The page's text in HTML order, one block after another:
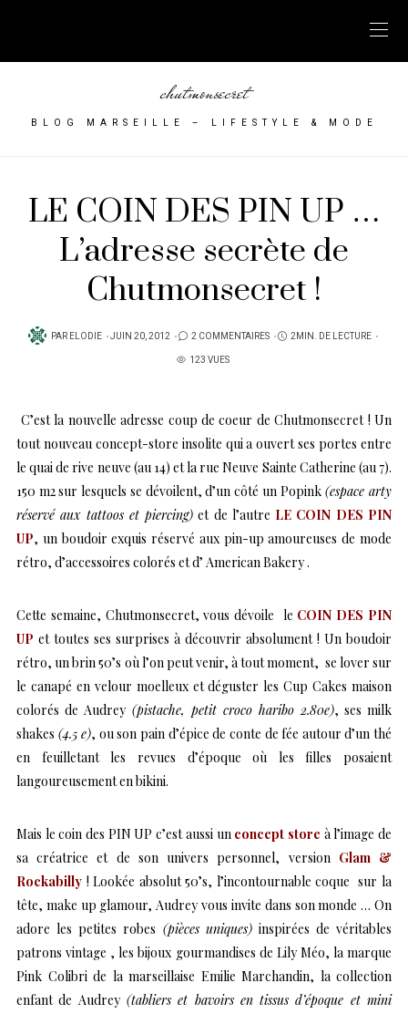
chutmonsecret
BLOG MARSEILLE – LIFESTYLE & MODE
LE COIN DES PIN UP …
L’adresse secrète de
Chutmonsecret !
PAR ELODIE
PUBLIÉ
JUIN 20, 2012 2 COMMENTAIRES
2MIN. DE LECTURE
123 VUES
C’est la nouvelle adresse coup de coeur de Chutmonsecret ! Un
tout nouveau concept-store insolite qui a ouvert ses portes entre
le quai de rive neuve (au 14) et la rue Neuve Sainte Catherine (au 7).
150 m2 sur lesquels se dévoilent, d’un côté un Popink(espace arty
réservé aux tattoos et piercing) et de l’autre LE COIN DES PIN
UP, un boudoir exquis réservé aux pin-up amoureuses de mode
rétro, d’accessoires colorés et d’ American Bakery .
Cette semaine, Chutmonsecret, vous dévoile le COIN DES PIN
UP et toutes ses surprises à découvrir absolument ! Un boudoir
rétro, un brin 50’s où l’on peut venir, à tout moment, se lover sur
le canapé en velour moelleux et déguster les Cup Cakes maison
colorés de Audrey(pistache, petit croco haribo 2.80e), ses milk
shakes (4.5 e), ou son pain d’épice de conte de fée autour d’un thé
en feuilletant les revues d’époque où les filles posaient
langoureusement en bikini.
Mais le coin des PIN UP c’est aussi un concept store à l’image de
sa créatrice et de son univers personnel, versionGlam &
Rockabilly ! Lookée absolut 50’s, l’incontournable coque sur la
tête, make up glamour, Audrey vous invite dans son monde … On
adore les petites robes (pièces uniques) inspirées de véritables
patrons vintage , les bijoux gourmandises de Lily Méo, la marque
Pink Colibri de la marseillaise Emilie Marchandin, la collection
enfant de Audrey(tabliers et bavoirs en tissus d’époque et mini